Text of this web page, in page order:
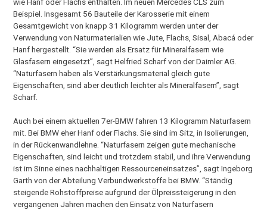
Beispiel. Insgesamt 56 Bauteile der Karosserie mit einem
Gesamtgewicht von knapp 31 Kilogramm werden unter der
Verwendung von Naturmaterialien wie Jute, Flachs, Sisal, Abacá oder
Hanf hergestellt. “Sie werden als Ersatz für Mineralfasern wie
Glasfasern eingesetzt”, sagt Helfried Scharf von der Daimler AG.
“Naturfasern haben als Verstärkungsmaterial gleich gute
Eigenschaften, sind aber deutlich leichter als Mineralfasern”, sagt
Scharf.
Auch bei einem aktuellen 7er-BMW fahren 13 Kilogramm Naturfasern
mit. Bei BMW eher Hanf oder Flachs. Sie sind im Sitz, in Isolierungen,
in der Rückenwandlehne. “Naturfasern zeigen gute mechanische
Eigenschaften, sind leicht und trotzdem stabil, und ihre Verwendung
ist im Sinne eines nachhaltigen Ressourceneinsatzes”, sagt Ingeborg
Garth von der Abteilung Verbundwerkstoffe bei BMW. “Ständig
steigende Rohstoffpreise aufgrund der Ölpreissteigerung in den
vergangenen Jahren machen den Einsatz von Naturfasern